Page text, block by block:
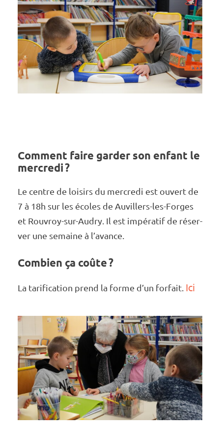
Comment faire garder son enfant le
mercredi ?
Le centre de loisirs du mercredi est ouvert de
7 à 18h sur les écoles de Auvillers-les-Forges
et Rouvroy-sur-Audry. Il est impé­ra­tif de réser­
ver une semaine à l’avance.
Combien ça coûte ?
La tari­fi­ca­tion prend la forme d’un forfait. Ici